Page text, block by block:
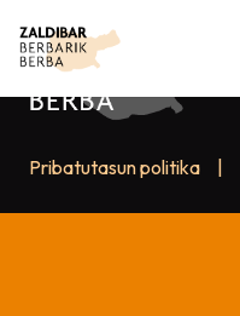
Pribatutasun politika